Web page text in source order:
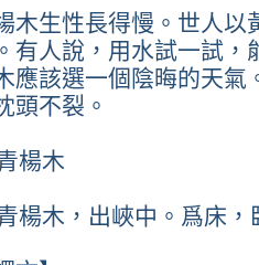
木生性長得慢。世人以
有人說，用水試一試，
應該選一個陰晦的天氣
頭不裂。
楊木
楊木，出峽中。爲床，